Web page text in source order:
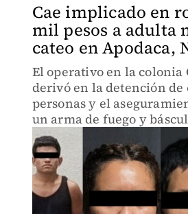
Cae implicado en
mil pesos a adulta
cateo en Apodaca,
El operativo en la colonia
derivó en la detención de
personas y el
un arma de fuego y
electrónicas.